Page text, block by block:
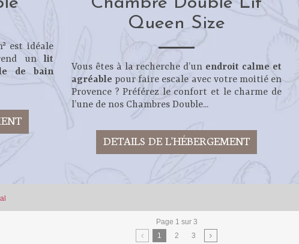
est idéale
unlit
de bain
Queen Size
Vous êtes à la recherche d’un endroit calme et
agréable pour faire escale avec votre moitié en
Provence ? Préférez le confort et le charme de
l’une de nos Chambres Double...
DETAILS DE L'HÉBERGEMENT
Page 1 sur 3
1
2 3